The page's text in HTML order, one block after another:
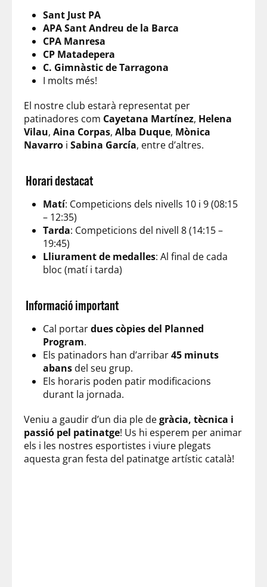
Sant Just PA
APA Sant Andreu de la Barca
CPA Manresa
CP Matadepera
C. Gimnàstic de Tarragona
I molts més!
El nostre club estarà representat per
patinadores com Cayetana Martínez, Helena
Vilau, Aina Corpas, Alba Duque, Mònica
Navarro i Sabina García, entre d’altres.
Horari destacat
Matí: Competicions dels nivells 10 i 9 (08:15
– 12:35)
Tarda: Competicions del nivell 8 (14:15 –
19:45)
Lliurament de medalles: Al final de cada
bloc (matí i tarda)
Informació important
Cal portardues còpies del Planned
Program.
Els patinadors han d’arribar45 minuts
abans del seu grup.
Els horaris poden patir modificacions
durant la jornada.
Veniu a gaudir d’un dia ple degràcia, tècnica i
passió pel patinatge! Us hi esperem per animar
els i les nostres esportistes i viure plegats
aquesta gran festa del patinatge artístic català!